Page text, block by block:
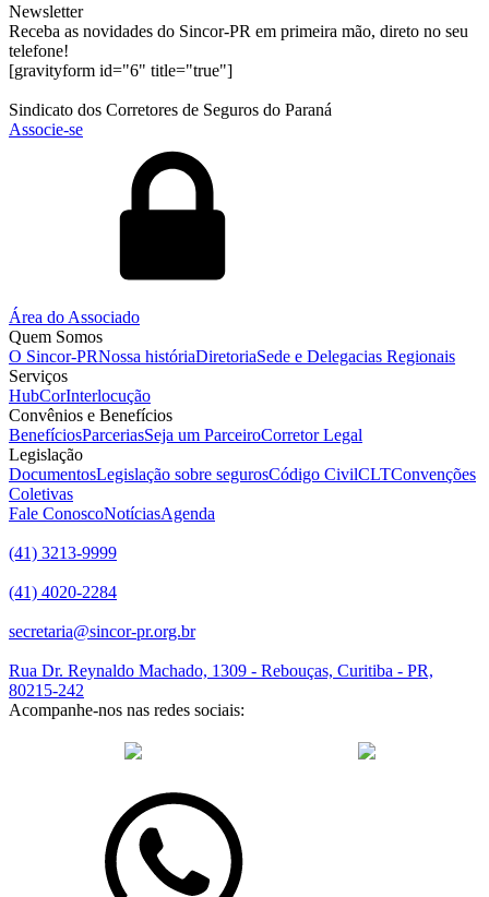
Newsletter
Receba as novidades do Sincor-PR em primeira mão, direto no seu
telefone!
[gravityform id="6" title="true"]
Sindicato dos Corretores de Seguros do Paraná
Associe-se
Área do Associado
Quem Somos
O Sincor-PRNossa históriaDiretoriaSede e Delegacias Regionais
Serviços
HubCorInterlocução
Convênios e Benefícios
BenefíciosParceriasSeja um ParceiroCorretor Legal
Legislação
DocumentosLegislação sobre segurosCódigo CivilCLTConvenções
Coletivas
Fale ConoscoNotíciasAgenda
(41) 3213-9999
(41) 4020-2284
secretaria@sincor-pr.org.br
Rua Dr. Reynaldo Machado, 1309 - Rebouças, Curitiba - PR,
80215-242
Acompanhe-nos nas redes sociais: